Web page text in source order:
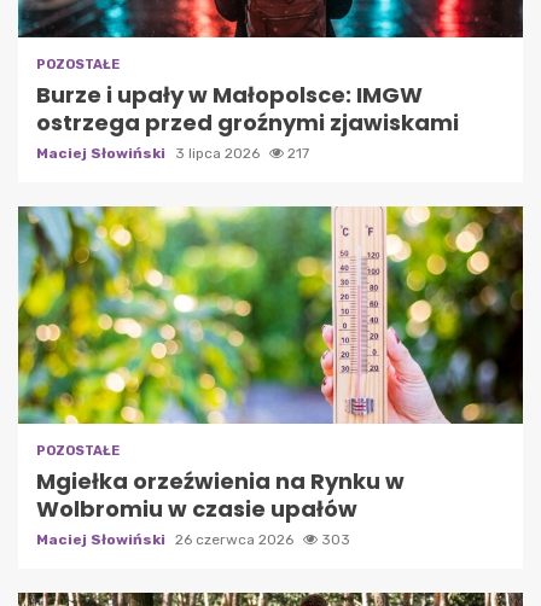
POZOSTAŁE
Burze i upały w Małopolsce: IMGW
ostrzega przed groźnymi zjawiskami
Maciej Słowiński 3 lipca 2026 217
POZOSTAŁE
Mgiełka orzeźwienia na Rynku w
Wolbromiu w czasie upałów
Maciej Słowiński 26 czerwca 2026 303